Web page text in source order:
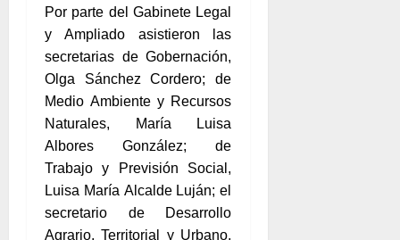
Por parte del Gabinete Legal
y Ampliado asistieron las
secretarias de Gobernación,
Olga Sánchez Cordero; de
Medio Ambiente y Recursos
Naturales, María Luisa
Albores González; de
Trabajo y Previsión Social,
Luisa María Alcalde Luján; el
secretario de Desarrollo
Agrario, Territorial y Urbano,